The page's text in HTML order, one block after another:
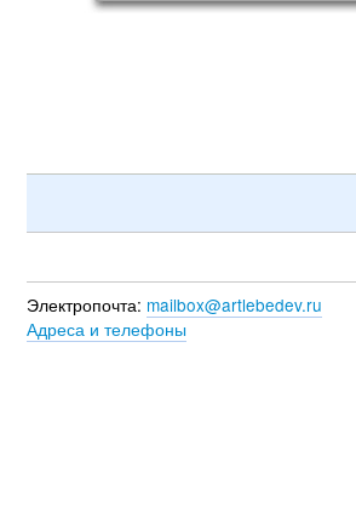
Электропочта: mailbox@artlebedev.ru
Адреса и телефоны